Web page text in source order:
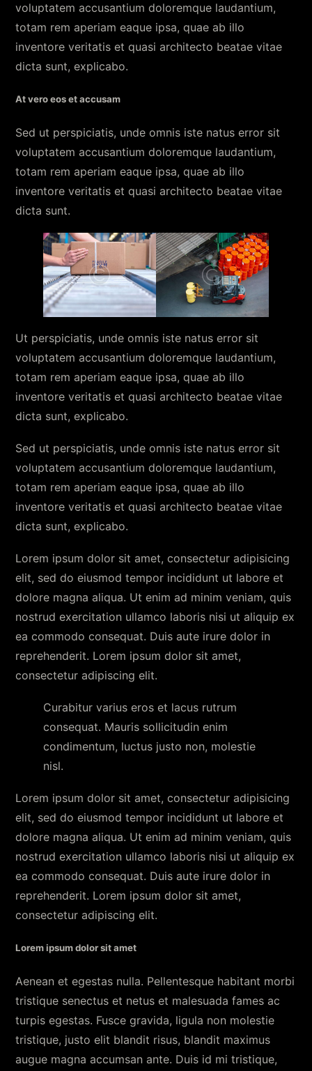
voluptatem accusantium doloremque laudantium,
totam rem aperiam eaque ipsa, quae ab illo
inventore veritatis et quasi architecto beatae vitae
dicta sunt, explicabo.
At vero eos et accusam
Sed ut perspiciatis, unde omnis iste natus error sit
voluptatem accusantium doloremque laudantium,
totam rem aperiam eaque ipsa, quae ab illo
inventore veritatis et quasi architecto beatae vitae
dicta sunt.
Ut perspiciatis, unde omnis iste natus error sit
voluptatem accusantium doloremque laudantium,
totam rem aperiam eaque ipsa, quae ab illo
inventore veritatis et quasi architecto beatae vitae
dicta sunt, explicabo.
Sed ut perspiciatis, unde omnis iste natus error sit
voluptatem accusantium doloremque laudantium,
totam rem aperiam eaque ipsa, quae ab illo
inventore veritatis et quasi architecto beatae vitae
dicta sunt, explicabo.
Lorem ipsum dolor sit amet, consectetur adipisicing
elit, sed do eiusmod tempor incididunt ut labore et
dolore magna aliqua. Ut enim ad minim veniam, quis
nostrud exercitation ullamco laboris nisi ut aliquip ex
ea commodo consequat. Duis aute irure dolor in
reprehenderit. Lorem ipsum dolor sit amet,
consectetur adipiscing elit.
Curabitur varius eros et lacus rutrum
consequat. Mauris sollicitudin enim
condimentum, luctus justo non, molestie
nisl.
Lorem ipsum dolor sit amet, consectetur adipisicing
elit, sed do eiusmod tempor incididunt ut labore et
dolore magna aliqua. Ut enim ad minim veniam, quis
nostrud exercitation ullamco laboris nisi ut aliquip ex
ea commodo consequat. Duis aute irure dolor in
reprehenderit. Lorem ipsum dolor sit amet,
consectetur adipiscing elit.
Lorem ipsum dolor sit amet
Aenean et egestas nulla. Pellentesque habitant morbi
tristique senectus et netus et malesuada fames ac
turpis egestas. Fusce gravida, ligula non molestie
tristique, justo elit blandit risus, blandit maximus
augue magna accumsan ante. Duis id mi tristique,